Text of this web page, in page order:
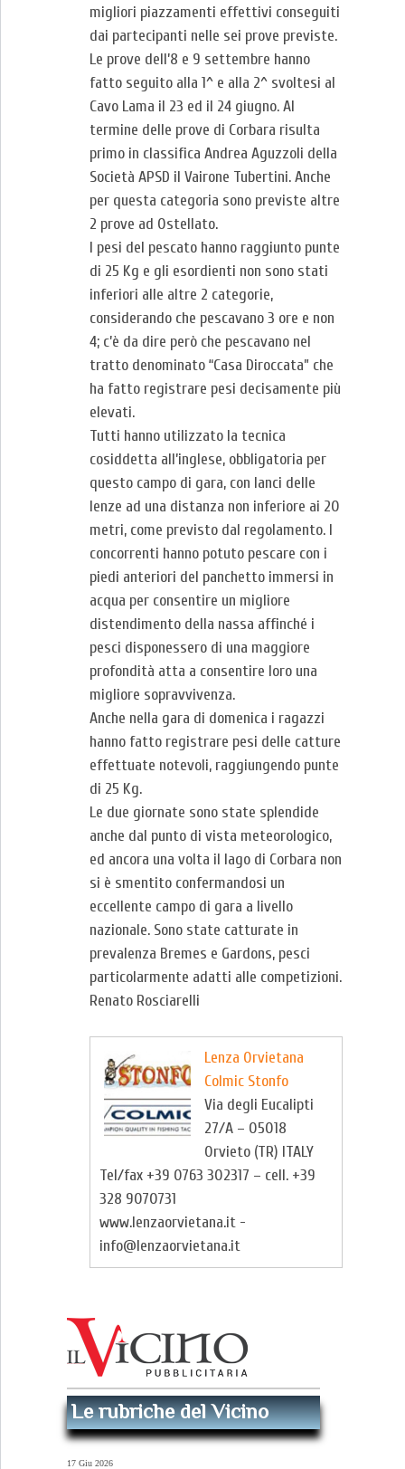
migliori piazzamenti effettivi conseguiti
dai partecipanti nelle sei prove previste.
Le prove dell’8 e 9 settembre hanno
fatto seguito alla 1^ e alla 2^ svoltesi al
Cavo Lama il 23 ed il 24 giugno. Al
termine delle prove di Corbara risulta
primo in classifica Andrea Aguzzoli della
Società APSD il Vairone Tubertini. Anche
per questa categoria sono previste altre
2 prove ad Ostellato.
I pesi del pescato hanno raggiunto punte
di 25 Kg e gli esordienti non sono stati
inferiori alle altre 2 categorie,
considerando che pescavano 3 ore e non
4; c’è da dire però che pescavano nel
tratto denominato “Casa Diroccata” che
ha fatto registrare pesi decisamente più
elevati.
Tutti hanno utilizzato la tecnica
cosiddetta all’inglese, obbligatoria per
questo campo di gara, con lanci delle
lenze ad una distanza non inferiore ai 20
metri, come previsto dal regolamento. I
concorrenti hanno potuto pescare con i
piedi anteriori del panchetto immersi in
acqua per consentire un migliore
distendimento della nassa affinché i
pesci disponessero di una maggiore
profondità atta a consentire loro una
migliore sopravvivenza.
Anche nella gara di domenica i ragazzi
hanno fatto registrare pesi delle catture
effettuate notevoli, raggiungendo punte
di 25 Kg.
Le due giornate sono state splendide
anche dal punto di vista meteorologico,
ed ancora una volta il lago di Corbara non
si è smentito confermandosi un
eccellente campo di gara a livello
nazionale. Sono state catturate in
prevalenza Bremes e Gardons, pesci
particolarmente adatti alle competizioni.
Renato Rosciarelli
Lenza Orvietana
Colmic Stonfo
Via degli Eucalipti
27/A – 05018
Orvieto (TR) ITALY
Tel/fax +39 0763 302317 – cell. +39
328 9070731
www.lenzaorvietana.it -
info@lenzaorvietana.it
Le rubriche del Vicino
17 Giu 2026